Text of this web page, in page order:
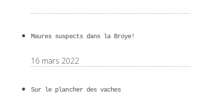
Maures suspects dans la Broye!
16 mars 2022
Sur le plancher des vaches